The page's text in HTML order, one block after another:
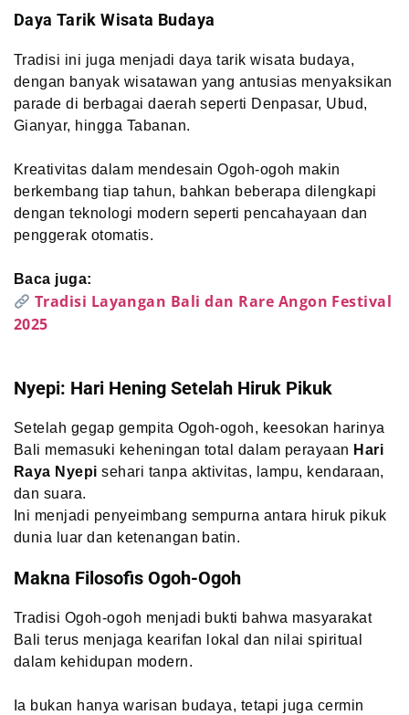
Daya Tarik Wisata Budaya
Tradisi ini juga menjadi daya tarik wisata budaya,
dengan banyak wisatawan yang antusias menyaksikan
parade di berbagai daerah seperti Denpasar, Ubud,
Gianyar, hingga Tabanan.
Kreativitas dalam mendesain Ogoh-ogoh makin
berkembang tiap tahun, bahkan beberapa dilengkapi
dengan teknologi modern seperti pencahayaan dan
penggerak otomatis.
Baca juga:
Tradisi Layangan Bali dan Rare Angon Festival
2025
Nyepi: Hari Hening Setelah Hiruk Pikuk
Setelah gegap gempita Ogoh-ogoh, keesokan harinya
Bali memasuki keheningan total dalam perayaan Hari
Raya Nyepi sehari tanpa aktivitas, lampu, kendaraan,
dan suara.
Ini menjadi penyeimbang sempurna antara hiruk pikuk
dunia luar dan ketenangan batin.
Makna Filosofis Ogoh-Ogoh
Tradisi Ogoh-ogoh menjadi bukti bahwa masyarakat
Bali terus menjaga kearifan lokal dan nilai spiritual
dalam kehidupan modern.
Ia bukan hanya warisan budaya, tetapi juga cermin